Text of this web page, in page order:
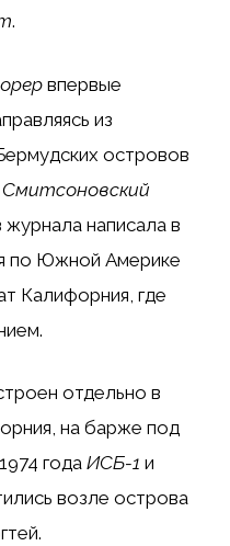
.
впервые
из
островов
Смитсоновский
написала в
по Южной Америке
Калифорния, где
отдельно в
на барже под
года ИСБ-1 и
возле острова